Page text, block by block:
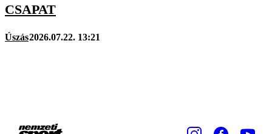
CSAPAT
Úszás2026.07.22. 13:21